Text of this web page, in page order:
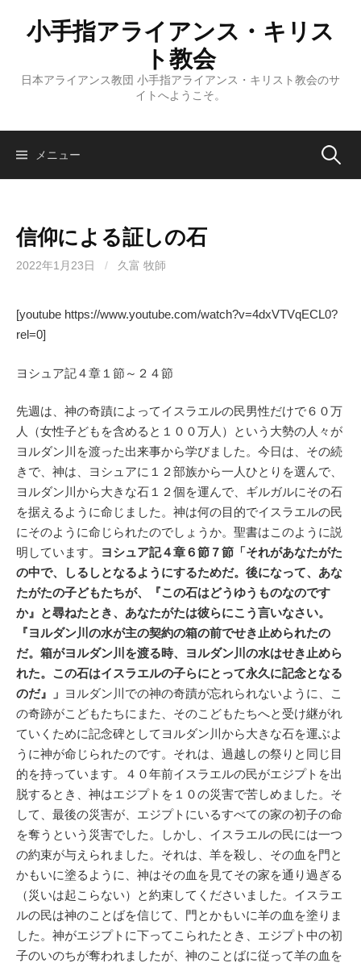
ス
小手指アライアンス・キリス
ト教会
日本アライアンス教団 小手指アライアンス・キリスト教会のサ
イトへようこそ。
メニュー 検
信仰による証しの石
2022年1月23日 / 久富 牧師
[youtube https://www.youtube.com/watch?v=4dxVTVqECL0?
rel=0]
ヨシュア記４章１節～２４節
先週は、神の奇蹟によってイスラエルの民男性だけで６０万
人（女性子どもを含めると１００万人）という大勢の人々が
ヨルダン川を渡った出来事から学びました。今日は、その続
きで、神は、ヨシュアに１２部族から一人ひとりを選んで、
ヨルダン川から大きな石１２個を運んで、ギルガルにその石
を据えるように命じました。神は何の目的でイスラエルの民
にそのように命じられたのでしょうか。聖書はこのように説
明しています。
ヨシュア記４章６節７節「それがあなたがた
の中で、しるしとなるようにするためだ。後になって、あな
たがたの子どもたちが、『この石はどうゆうものなのです
か』と尋ねたとき、あなたがたは彼らにこう言いなさい。
『ヨルダン川の水が主の契約の箱の前でせき止められたの
だ。箱がヨルダン川を渡る時、ヨルダン川の水はせき止めら
れた。この石はイスラエルの子らにとって永久に記念となる
のだ』」 ヨルダン川での神の奇蹟が忘れられないように、こ
の奇跡がこどもたちにまた、そのこどもたちへと受け継がれ
ていくために記念碑としてヨルダン川から大きな石を運ぶよ
うに神が命じられたのです。それは、過越しの祭りと同じ目
的を持っています。４０年前イスラエルの民がエジプトを出
脱するとき、神はエジプトを１０の災害で苦しめました。そ
して、最後の災害が、エジプトにいるすべての家の初子の命
を奪うという災害でした。しかし、イスラエルの民には一つ
の約束が与えられました。それは、羊を殺し、その血を門と
かもいに塗るように、神はその血を見てその家を通り過ぎる
（災いは起こらない）と約束してくださいました。イスラエ
ルの民は神のことばを信じて、門とかもいに羊の血を塗りま
した。神がエジプトに下ってこられたとき、エジプト中の初
子のいのちが奪われましたが、神のことばに従って羊の血を